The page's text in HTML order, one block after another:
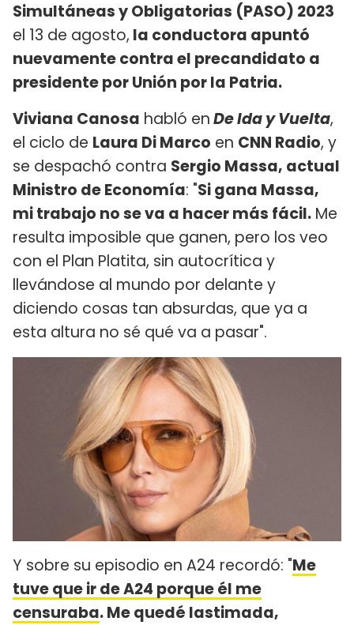
Simultáneas y Obligatorias (PASO) 2023
el 13 de agosto, la conductora apuntó
nuevamente contra el precandidato a
presidente por Unión por la Patria.
Viviana Canosa habló enDe Ida y Vuelta,
el ciclo de Laura Di Marco en CNN Radio, y
se despachó contra Sergio Massa, actual
Ministro de Economía: "Si gana Massa,
mi trabajo no se va a hacer más fácil. Me
resulta imposible que ganen, pero los veo
con el Plan Platita, sin autocrítica y
llevándose al mundo por delante y
diciendo cosas tan absurdas, que ya a
esta altura no sé qué va a pasar".
Y sobre su episodio en A24 recordó: "Me
tuve que ir de A24 porque él me
censuraba. Me quedé lastimada,